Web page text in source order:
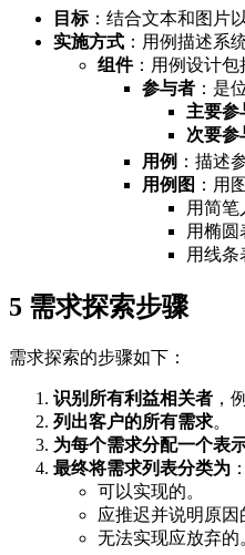
目标：结合文本和图片
实施方式 ：用例描述系
组件：用例设计
参与者 ：是
主要参
次要参
用例 ：描述
用例图 ：用
用简笔
用椭圆
用线条
5 需求探索步骤
需求探索的步骤如下：
识别所有利益相关者 ，
列出客户的所有需求。
为每个需求分配一个表
最终将需求列表分类为 ：
可以实现的。
应推迟并说明原因
无法实现应放弃的